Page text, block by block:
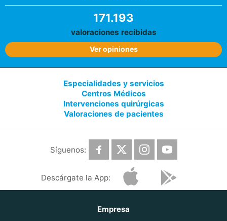
171.193
valoraciones recibidas
Ver opiniones
Especialidades y servicios
Centros Médicos
Intervenciones quirúrgicas
Valoraciones de pacientes
Síguenos:
Descárgate la App:
Empresa